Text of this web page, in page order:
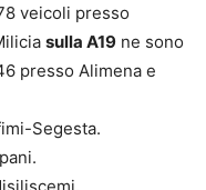
veicoli presso
sulla A19 ne sono
presso Alimena e
Segesta.